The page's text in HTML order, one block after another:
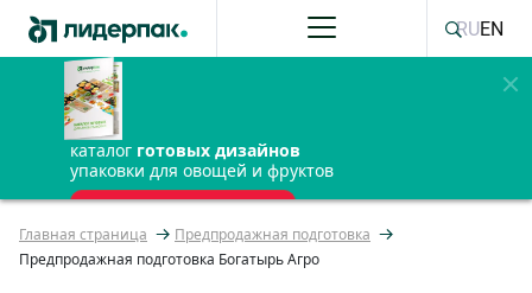
каталог готовых дизайнов
упаковки для овощей и фруктов
ПОЛУЧИТЬ БЕСПЛАТНО
RUEN
Главная страница
Предпродажная подготовка
Предпродажная подготовка Богатырь Агро